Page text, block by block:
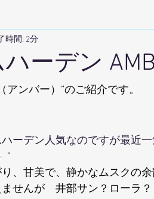
ーデン
時間: 2分
アンバー）”のご紹介です。
ーデン人気なのですが最近
”
、甘美で、静かなムスクの
せんが　井部サン？ローラ